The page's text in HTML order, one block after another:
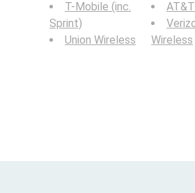
T-Mobile (inc.
Sprint)
Union Wireless
Wireless